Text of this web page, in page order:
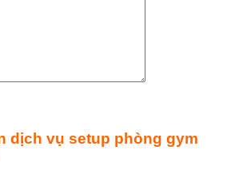
dịch vụ setup phòng gym